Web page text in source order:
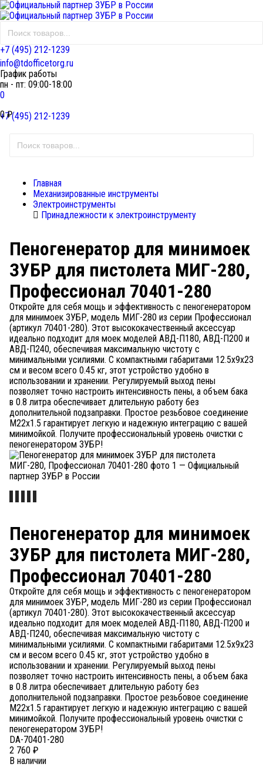
+7 (495) 212-1239
info@tdofficetorg.ru
График работы
пн - пт: 09:00-18:00
0
0₽
+7 (495) 212-1239
Главная
Механизированные инструменты
Электроинструменты
Принадлежности к электроинструменту
Пеногенератор для минимоек
ЗУБР для пистолета МИГ-280,
Профессионал 70401-280
Откройте для себя мощь и эффективность с пеногенератором
для минимоек ЗУБР, модель МИГ-280 из серии Профессионал
(артикул 70401-280). Этот высококачественный аксессуар
идеально подходит для моек моделей АВД-П180, АВД-П200 и
АВД-П240, обеспечивая максимальную чистоту с
минимальными усилиями. С компактными габаритами 12.5х9х23
см и весом всего 0.45 кг, этот устройство удобно в
использовании и хранении. Регулируемый выход пены
позволяет точно настроить интенсивность пены, а объем бака
в 0.8 литра обеспечивает длительную работу без
дополнительной подзаправки. Простое резьбовое соединение
М22х1.5 гарантирует легкую и надежную интеграцию с вашей
минимойкой. Получите профессиональный уровень очистки с
пеногенератором ЗУБР!
Пеногенератор для минимоек
ЗУБР для пистолета МИГ-280,
Профессионал 70401-280
Откройте для себя мощь и эффективность с пеногенератором
для минимоек ЗУБР, модель МИГ-280 из серии Профессионал
(артикул 70401-280). Этот высококачественный аксессуар
идеально подходит для моек моделей АВД-П180, АВД-П200 и
АВД-П240, обеспечивая максимальную чистоту с
минимальными усилиями. С компактными габаритами 12.5х9х23
см и весом всего 0.45 кг, этот устройство удобно в
использовании и хранении. Регулируемый выход пены
позволяет точно настроить интенсивность пены, а объем бака
в 0.8 литра обеспечивает длительную работу без
дополнительной подзаправки. Простое резьбовое соединение
М22х1.5 гарантирует легкую и надежную интеграцию с вашей
минимойкой. Получите профессиональный уровень очистки с
пеногенератором ЗУБР!
DA-70401-280
2 760 ₽
В наличии